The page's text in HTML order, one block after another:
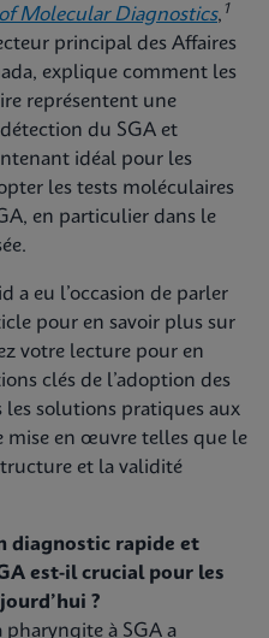
Molecular Diagnostics, 1
principal des Affaires
explique comment les
représentent une
du SGA et
idéal pour les
les tests moléculaires
en particulier dans le
a eu l’occasion de parler
pour en savoir plus sur
votre lecture pour en
clés de l’adoption des
solutions pratiques aux
mise en œuvre telles que le
et la validité
diagnostic rapide et
est-il crucial pour les
?
pharyngite à SGA a